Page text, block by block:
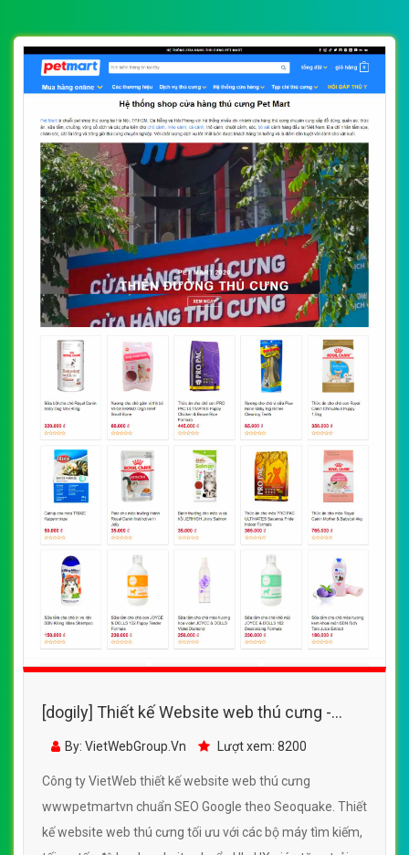
[dogily] Thiết kế Website web thú cưng -
wwwpetmartvn
By: VietWebGroup.Vn Lượt xem: 8200
Công ty VietWeb thiết kế website web thú cưng
wwwpetmartvn chuẩn SEO Google theo Seoquake. Thiết
kế website web thú cưng tối ưu với các bộ máy tìm kiếm,